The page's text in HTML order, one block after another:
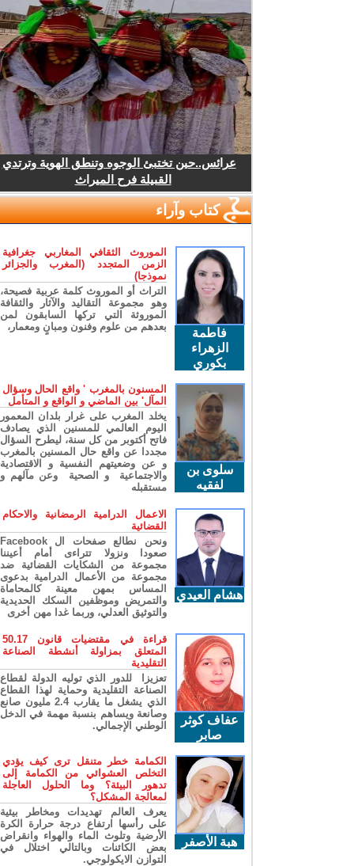
عرائس..حين تختبئ الوجوه وتنطق الهوية وترتدي
القبيلة فرح الميراث
كتاب وآراء
فاطمة
الزهراء
بكوري
الموروث الثقافي المغاربي جغرافية
الزمن المتجدد (المغرب والجزائر
نموذجا)
التراث أو الموروث كلمة عربية فصيحة،
وهو مجموعة التقاليد والآثار والثقافة
الموروثة التي تركها السابقون لمن
بعدهم من علوم وفنون ومبانٍ ومعمار،
سلوى بن
لفقيه
المسنون بالمغرب ' واقع الحال وسؤال
المآل' بين الماضي و الواقع و المتأمل
يخلد المغرب على غرار بلدان المعمور
اليوم العالمي للمسنين الذي يصادف
فاتح أكتوبر من كل سنة، ليطرح السؤال
مجددا عن واقع حال المسنين بالمغرب
و عن وضعيتهم النفسية و الاقتصادية
والاجتماعية و الصحية وعن مآلهم و
مستقبله
هشام العيدي
الاعمال الدرامية الرمضانية والاحكام
القضائية
ونحن نطالع صفحات ال Facebook
صعودا ونزولا تتراءى أمام أعيننا
مجموعة من الشكايات القضائية ضد
مجموعة من الأعمال الدرامية بدعوى
المساس بمهن معينة كالمحاماة
والتمريض وموظفين السكك الحديدية
والتوثيق العدلي، وربما غدا مهن أخرى
عفاف كوثر
صابر
قراءة في مقتضيات قانون 50.17
المتعلق بمزاولة أنشطة الصناعة
التقليدية
تعزيزا للدور الذي توليه الدولة لقطاع
الصناعة التقليدية وحماية لهذا القطاع
الذي يشغل ما يقارب 2.4 مليون صانع
وصانعة ويساهم بنسبة مهمة في الدخل
الوطني الإجمالي.
هبة الأصفر
الكمامة خطر متنقل ترى كيف يؤدي
التخلص العشوائي من الكمامة إلى
تدهور البيئة؟ وما الحلول العاجلة
لمعالجة المشكل؟
يعرف العالم تهديدات ومخاطر بيئية
على رأسها ارتفاع درجة حرارة الكرة
الأرضية وتلوث الماء والهواء وانقراض
بعض الكائنات وبالتالي اختلال في
التوازن الايكولوجي.